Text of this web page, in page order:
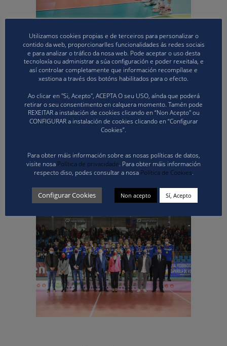
felicitar a todos os estamentos do Club Arenal
Emevé tanto pola organización do evento coma
polo resultado deportivo, que fixo vibrar durante
esta fin de semana non só ao volei galego, senón
tamén ao voleibol nacional.
A entrega de premios da gran final foi presidida
polas seguintes autoridades: Don Agustín Martín
Santos (Presidente da RFEVB), Doña Lara Méndez
Galicia), Don Pablo Rivera (Vicepresidente da
Deputación de Lugo), Don José Ángel Luna
(Presidente da Federación Galega de Voleibol) e
Don Edward Elliot (Representante de Iberdrola).
Utilizamos cookies propias e de terceiros para personalizar o
contido da web, proporcionarlles funcionalidades ás redes sociais
e para analizar o tráfico da nosa web. Pode aceptar o uso desta
tecnoloxía ou administrar a súa configuración e poder rexeitala, e
así controlar completamente que información recompílase e
xestiona a través dos botóns habilitados para o efecto.
Ao clicar en "Si, Acepto", ACEPTA O seu USO, aínda que poderá
retirar o seu consentimento en calquera momento. Tamén pode
REXEITAR a instalación de cookies clicando en “Non Acepto" ou
CONFIGURAR a instalación de cookies clicando en “Configurar
Cookies”.
Para obter máis información sobre as nosas políticas de datos,
visite nosa Política de privacidade. Para obter máis información
respecto diso, podes consultar a nosa Política de Cookies.
Configurar Cookies Non acepto Sí, Acepto